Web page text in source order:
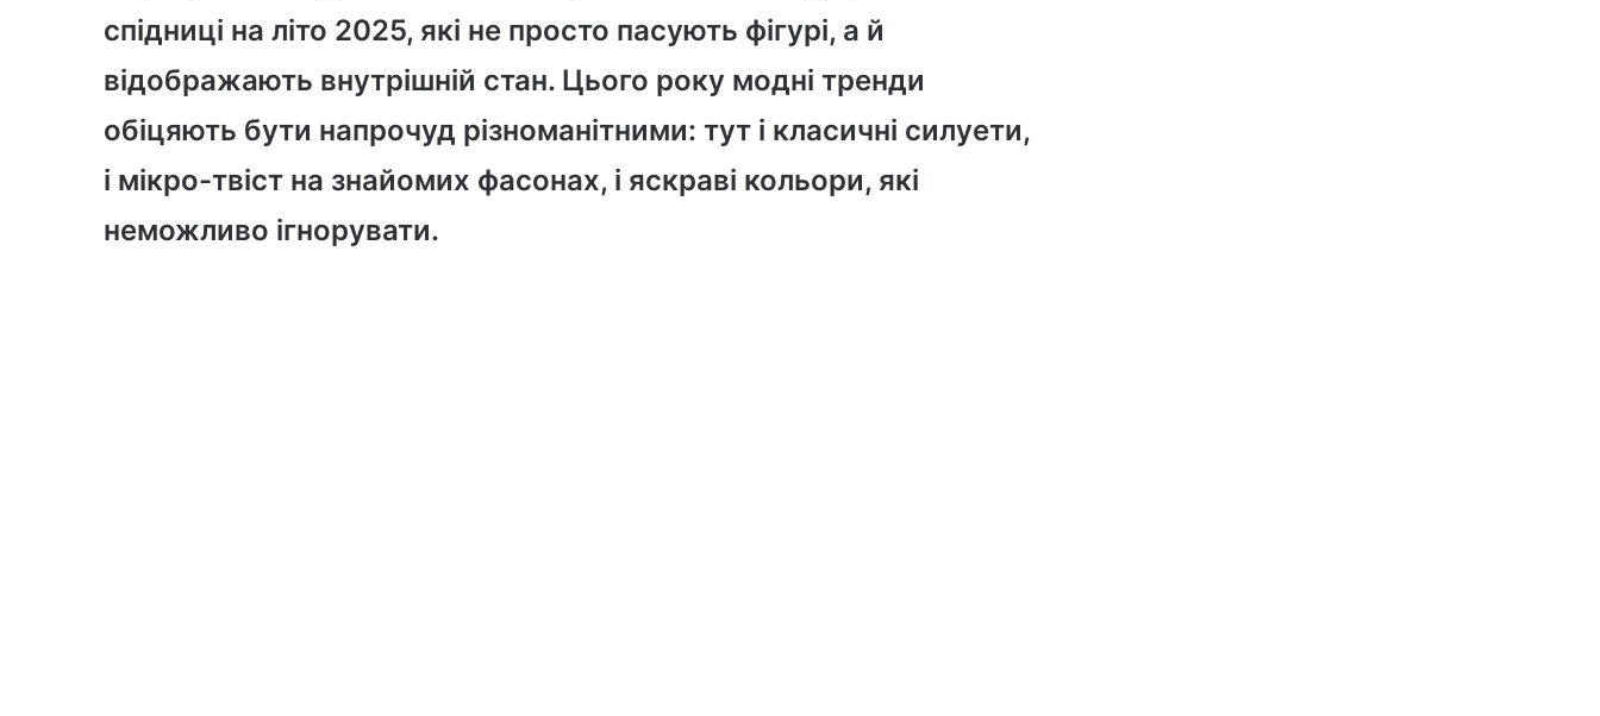
спідниці на літо 2025, які не просто пасують фігурі, а й
відображають внутрішній стан. Цього року модні тренди
обіцяють бути напрочуд різноманітними: тут і класичні силуети,
і мікро-твіст на знайомих фасонах, і яскраві кольори, які
неможливо ігнорувати.